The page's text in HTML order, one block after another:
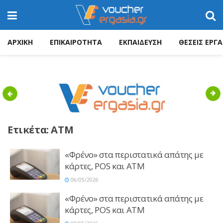
ΑΡΧΙΚΗ ΕΠΙΚΑΙΡΟΤΗΤΑ ΕΚΠΑΙΔΕΥΣΗ ΘΕΣΕΙΣ
Previous
Ετικέτα:ATM
«Φρένο» στα περιστατικά απάτης με
κάρτες, POS και ATM
06/05/2026
«Φρένο» στα περιστατικά απάτης με
κάρτες, POS και ATM